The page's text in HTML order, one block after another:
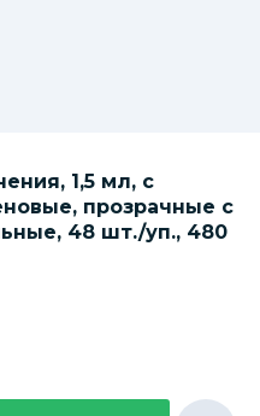
1,5 мл, с
прозрачные с
48 шт./уп., 480